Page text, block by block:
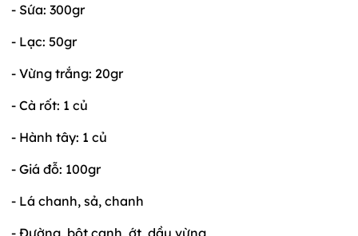
- Sứa: 300gr
- Lạc: 50gr
- Vừng trắng: 20gr
- Cà rốt: 1 củ
- Hành tây: 1 củ
- Giá đỗ: 100gr
- Lá chanh, sả, chanh
- Đường, bột canh, ớt, dầu vừng